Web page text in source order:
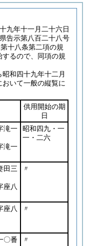
九年十一月二十六日
告示第八百二十八号
第十八条第二項の規
るので、同項の規
和四十九年十二月
いて一般の縦覧に
供用開始の期
日
滝一
滝一
昭和四九・一
一・二六
田三
座八
〃
座八
〃
〇番
〃